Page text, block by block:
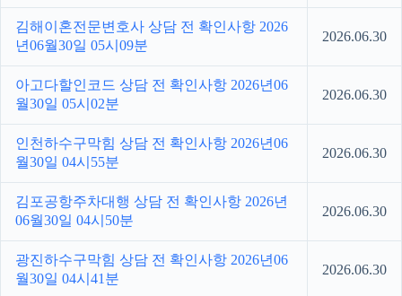
김해이혼전문변호사 상담 전 확인사항 2026
년06월30일 05시09분
2026.06.30
아고다할인코드 상담 전 확인사항 2026년06
월30일 05시02분
2026.06.30
인천하수구막힘 상담 전 확인사항 2026년06
월30일 04시55분
2026.06.30
김포공항주차대행 상담 전 확인사항 2026년
06월30일 04시50분
2026.06.30
광진하수구막힘 상담 전 확인사항 2026년06
월30일 04시41분
2026.06.30